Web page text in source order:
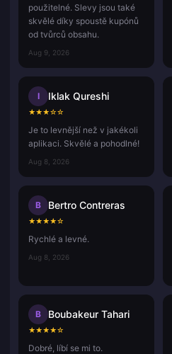
použitelné. Slevy jsou také
skvělé díky spoustě kupónů
od tvůrců obsahu.
Aug 9, 2026
I Iklak Qureshi
★★★☆☆
Je to levnější než v jakékoli
aplikaci. Skvělé a pohodlné!
Aug 8, 2026
B Bertro Contreras
★★★★☆
Rychlé a levné.
Aug 8, 2026
B Boubakeur Tahari
★★★★☆
Dobré, líbí se mi to.